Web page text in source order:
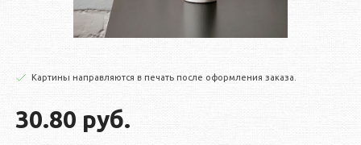
Картины направляются в печать после оформления заказа.
30.80 руб.